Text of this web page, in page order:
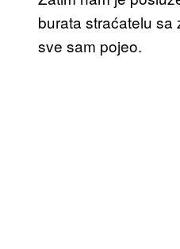
burata straćatelu sa
sve sam pojeo.